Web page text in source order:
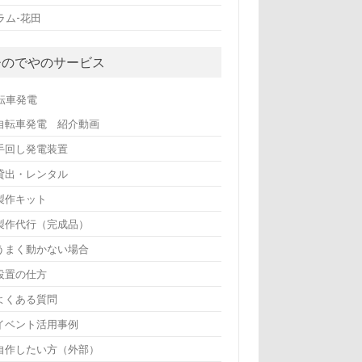
ム-花田
でやのサービス
車発電
転車発電 紹介動画
回し発電装置
出・レンタル
作キット
作代行（完成品）
まく動かない場合
置の仕方
くある質問
ベント活用事例
作したい方（外部）